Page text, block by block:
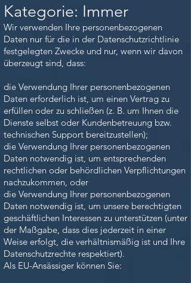
Kategorie: Immer
Wir verwenden Ihre personenbezogenen
Daten nur für die in der Datenschutzrichtlinie
festgelegten Zwecke und nur, wenn wir davon
überzeugt sind, dass:
die Verwendung Ihrer personenbezogenen
Daten erforderlich ist, um einen Vertrag zu
erfüllen oder zu schließen (z. B. um Ihnen die
Dienste selbst oder Kundenbetreuung bzw.
technischen Support bereitzustellen);
die Verwendung Ihrer personenbezogenen
Daten notwendig ist, um entsprechenden
rechtlichen oder behördlichen Verpflichtungen
nachzukommen, oder
die Verwendung Ihrer personenbezogenen
Daten notwendig ist, um unsere berechtigten
geschäftlichen Interessen zu unterstützen (unter
der Maßgabe, dass dies jederzeit in einer
Weise erfolgt, die verhältnismäßig ist und Ihre
Datenschutzrechte respektiert).
Als EU-Ansässiger können Sie: